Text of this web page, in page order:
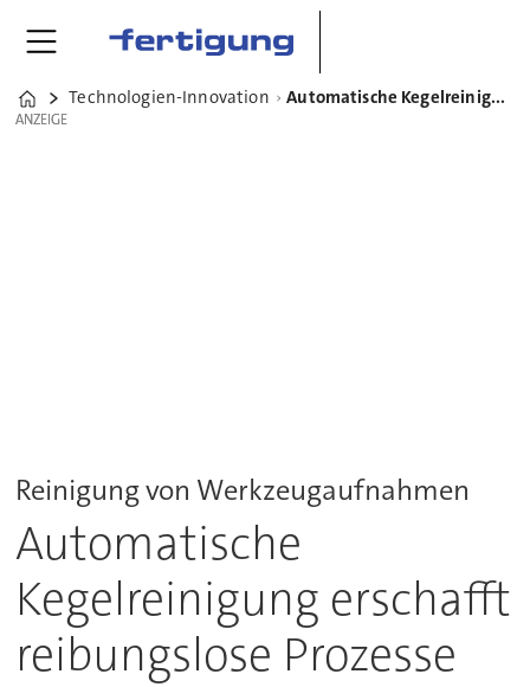
Home
Technologien-Innovation Automatische Kegelreinigung erschafft reibungslose Prozesse
ANZEIGE
ANZEIGE
Reinigung von Werkzeugaufnahmen
Automatische
Kegelreinigung erschafft
reibungslose Prozesse